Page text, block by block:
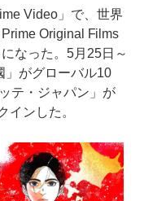
Video」で、世界
Original Films
なった。5月25日～
」がグローバル10
テ・ジャパン」が
インした。